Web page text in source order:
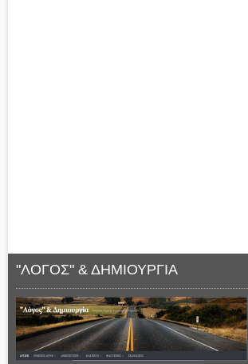
"ΛΟΓΟΣ" & ΔΗΜΙΟΥΡΓΙΑ